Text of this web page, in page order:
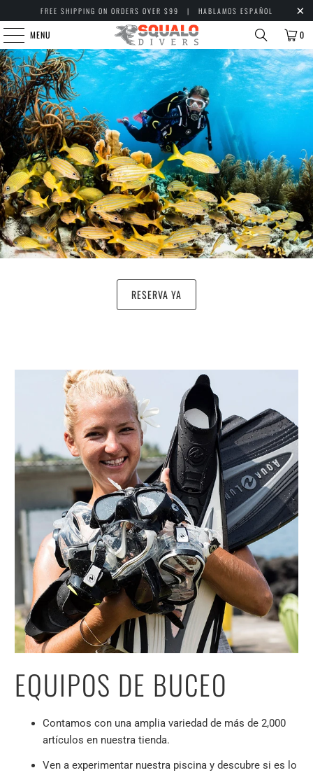
FREE SHIPPING ON ORDERS OVER $99 | HABLAMOS ESPAÑOL
MENU 0
RESERVA YA
EQUIPOS DE BUCEO
Contamos con una amplia variedad de más de 2,000
artículos en nuestra tienda.
Ven a experimentar nuestra piscina y descubre si es lo